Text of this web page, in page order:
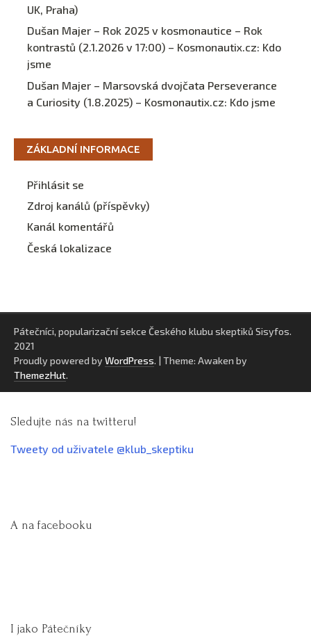
UK, Praha)
Dušan Majer – Rok 2025 v kosmonautice – Rok
kontrastů (2.1.2026 v 17:00) – Kosmonautix.cz: Kdo
jsme
Dušan Majer – Marsovská dvojčata Perseverance
a Curiosity (1.8.2025) – Kosmonautix.cz: Kdo jsme
ZÁKLADNÍ INFORMACE
Přihlásit se
Zdroj kanálů (příspěvky)
Kanál komentářů
Česká lokalizace
Pátečníci, popularizační sekce Českého klubu skeptiků Sisyfos.
2021
Proudly powered by WordPress. | Theme: Awaken by
ThemezHut.
Sledujte nás na twitteru!
Tweety od uživatele @klub_skeptiku
A na facebooku
I jako Pátečníky